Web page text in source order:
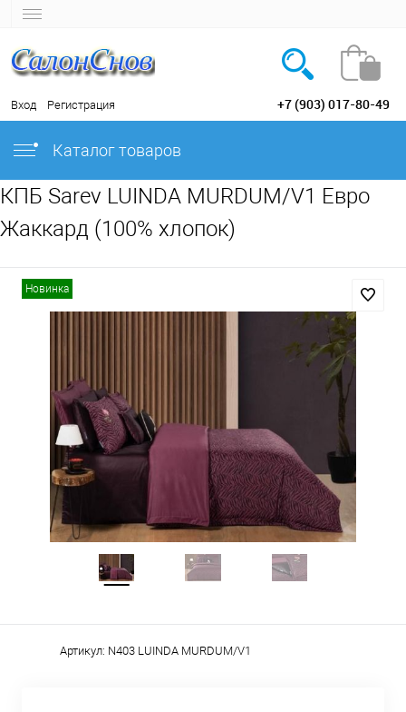
Вход Регистрация +7 (903) 017-80-49
Каталог товаров
КПБ Sarev LUINDA MURDUM/V1 Евро
Жаккард (100% хлопок)
Новинка
Артикул: N403 LUINDA MURDUM/V1